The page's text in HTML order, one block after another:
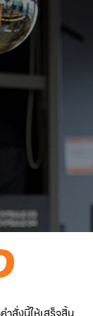
สั่งนี้ให้เสร็จสิ้น